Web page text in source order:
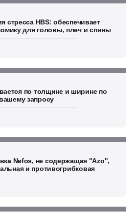
стресса HBS: обеспечивает
для головы, плеч и спины
по толщине и ширине по
вашему запросу
Nefos, не содержащая "Azo",
и противогрибковая